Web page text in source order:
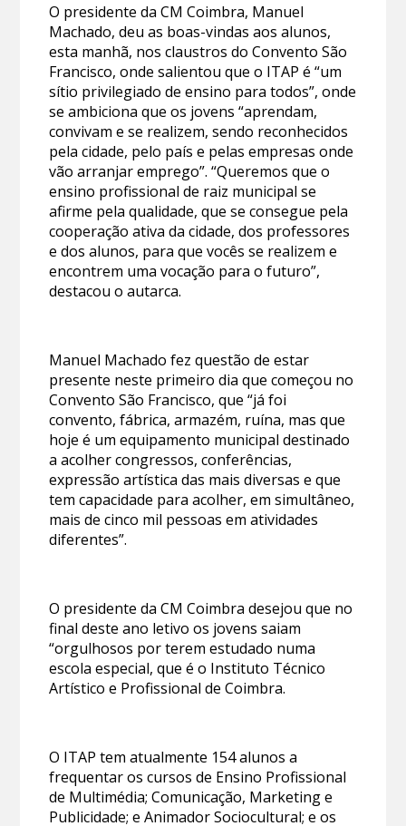
O presidente da CM Coimbra, Manuel
Machado, deu as boas-vindas aos alunos,
esta manhã, nos claustros do Convento São
Francisco, onde salientou que o ITAP é “um
sítio privilegiado de ensino para todos”, onde
se ambiciona que os jovens “aprendam,
convivam e se realizem, sendo reconhecidos
pela cidade, pelo país e pelas empresas onde
vão arranjar emprego”. “Queremos que o
ensino profissional de raiz municipal se
afirme pela qualidade, que se consegue pela
cooperação ativa da cidade, dos professores
e dos alunos, para que vocês se realizem e
encontrem uma vocação para o futuro”,
destacou o autarca.
Manuel Machado fez questão de estar
presente neste primeiro dia que começou no
Convento São Francisco, que “já foi
convento, fábrica, armazém, ruína, mas que
hoje é um equipamento municipal destinado
a acolher congressos, conferências,
expressão artística das mais diversas e que
tem capacidade para acolher, em simultâneo,
mais de cinco mil pessoas em atividades
diferentes”.
O presidente da CM Coimbra desejou que no
final deste ano letivo os jovens saiam
“orgulhosos por terem estudado numa
escola especial, que é o Instituto Técnico
Artístico e Profissional de Coimbra.
O ITAP tem atualmente 154 alunos a
frequentar os cursos de Ensino Profissional
de Multimédia; Comunicação, Marketing e
Publicidade; e Animador Sociocultural; e os